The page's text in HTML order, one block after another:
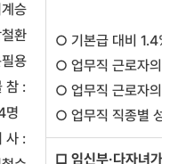
승
환
용
참 :
명
사 :
○ 기본급 대비 1.4% 호
○ 업무직 근로자의 성
○ 업무직 근로자의 처
○ 업무직 직종별 성과
□ 임신부·다자녀가정